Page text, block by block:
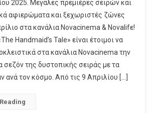
Μεγάλο
Φινάλε
«The
Handmaid’s
Tale
6»,
Μεγάλες
2025. Μεγάλες πρεμιέρες σειρών και
αφιερώματα και ξεχωριστές ζώνες
στα κανάλια Νovacinema & Novalifε!
Handmaid’s Tale» είναι έτοιμοι να
στα κανάλια Novacinema την
σεζόν της δυστοπικής σειράς με τα
ανά τον κόσμο. Από τις 9 Απριλίου […]